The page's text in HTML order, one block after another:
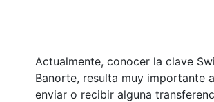
Actualmente, conocer la clave
Banorte, resulta muy importante
enviar o recibir alguna